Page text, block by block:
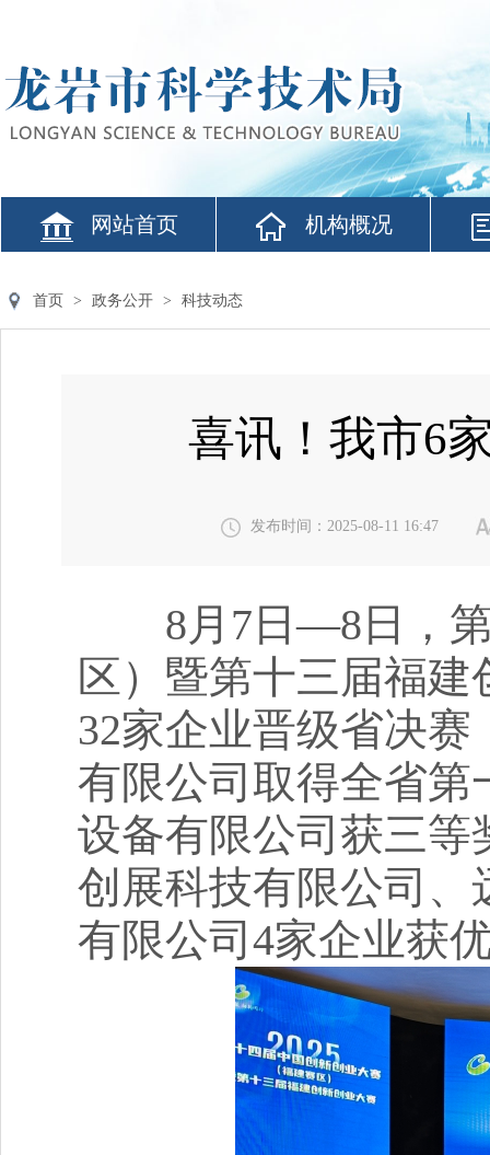
网站首页 机构概况
首页 > 政务公开 > 科技动态
喜讯！我市6
发布时间：2025-08-11 16:47
8月7日—8日，第
区）暨第十三届福
32家企业晋级省决
有限公司取得全省第
设备有限公司获三等
创展科技有限公司、
有限公司4家企业获